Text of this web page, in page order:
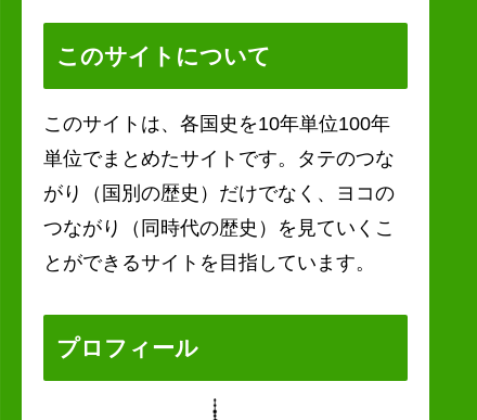
このサイトについて
このサイトは、各国史を10年単位100年
単位でまとめたサイトです。タテのつな
がり（国別の歴史）だけでなく、ヨコの
つながり（同時代の歴史）を見ていくこ
とができるサイトを目指しています。
プロフィール